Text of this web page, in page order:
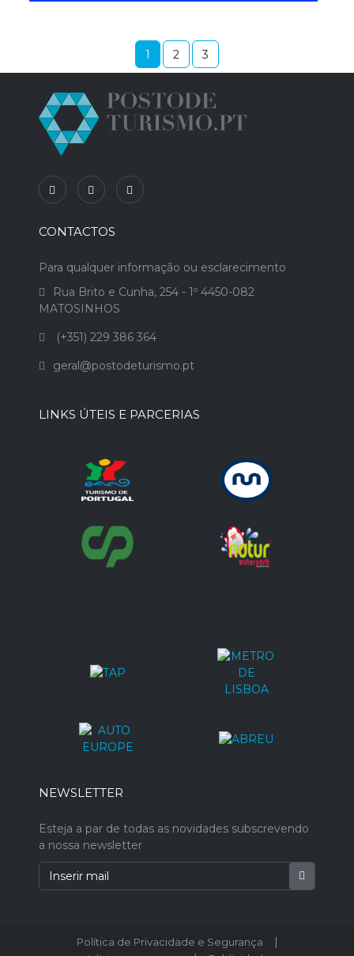
1 2 3
CONTACTOS
Para qualquer informação ou esclarecimento
Rua Brito e Cunha, 254 - 1º 4450-082
MATOSINHOS
(+351) 229 386 364
geral@postodeturismo.pt
LINKS ÚTEIS E PARCERIAS
NEWSLETTER
Esteja a par de todas as novidades subscrevendo
a nossa newsletter
Política de Privacidade e Segurança |